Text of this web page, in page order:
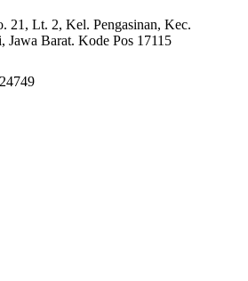
21, Lt. 2, Kel. Pengasinan, Kec.
Jawa Barat. Kode Pos 17115